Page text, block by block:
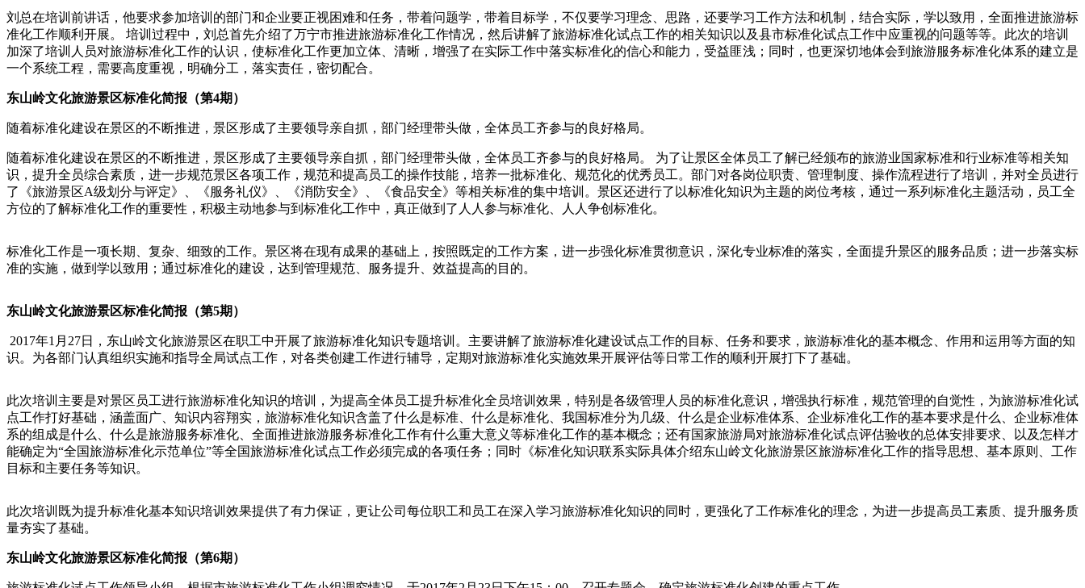
刘总在培训前讲话，他要求参加培训的部门和企业要正视困难和任务，带着问题学，带着目标学，不仅要学习理念、思路，还要学习工作方法和机制，结合实际，学以致用，全面推进旅游标
准化工作顺利开展。 培训过程中，刘总首先介绍了万宁市推进旅游标准化工作情况，然后讲解了旅游标准化试点工作的相关知识以及县市标准化试点工作中应重视的问题等等。此次的培训
加深了培训人员对旅游标准化工作的认识，使标准化工作更加立体、清晰，增强了在实际工作中落实标准化的信心和能力，受益匪浅；同时，也更深切地体会到旅游服务标准化体系的建立是
一个系统工程，需要高度重视，明确分工，落实责任，密切配合。
东山岭文化旅游景区标准化简报（第4期）
随着标准化建设在景区的不断推进，景区形成了主要领导亲自抓，部门经理带头做，全体员工齐参与的良好格局。
随着标准化建设在景区的不断推进，景区形成了主要领导亲自抓，部门经理带头做，全体员工齐参与的良好格局。 为了让景区全体员工了解已经颁布的旅游业国家标准和行业标准等相关知
识，提升全员综合素质，进一步规范景区各项工作，规范和提高员工的操作技能，培养一批标准化、规范化的优秀员工。部门对各岗位职责、管理制度、操作流程进行了培训，并对全员进行
了《旅游景区A级划分与评定》、《服务礼仪》、《消防安全》、《食品安全》等相关标准的集中培训。景区还进行了以标准化知识为主题的岗位考核，通过一系列标准化主题活动，员工全
方位的了解标准化工作的重要性，积极主动地参与到标准化工作中，真正做到了人人参与标准化、人人争创标准化。
标准化工作是一项长期、复杂、细致的工作。景区将在现有成果的基础上，按照既定的工作方案，进一步强化标准贯彻意识，深化专业标准的落实，全面提升景区的服务品质；进一步落实标
准的实施，做到学以致用；通过标准化的建设，达到管理规范、服务提升、效益提高的目的。
东山岭文化旅游景区标准化简报（第5期）
2017年1月27日，东山岭文化旅游景区在职工中开展了旅游标准化知识专题培训。主要讲解了旅游标准化建设试点工作的目标、任务和要求，旅游标准化的基本概念、作用和运用等方面的知
识。为各部门认真组织实施和指导全局试点工作，对各类创建工作进行辅导，定期对旅游标准化实施效果开展评估等日常工作的顺利开展打下了基础。
此次培训主要是对景区员工进行旅游标准化知识的培训，为提高全体员工提升标准化全员培训效果，特别是各级管理人员的标准化意识，增强执行标准，规范管理的自觉性，为旅游标准化试
点工作打好基础，涵盖面广、知识内容翔实，旅游标准化知识含盖了什么是标准、什么是标准化、我国标准分为几级、什么是企业标准体系、企业标准化工作的基本要求是什么、企业标准体
系的组成是什么、什么是旅游服务标准化、全面推进旅游服务标准化工作有什么重大意义等标准化工作的基本概念；还有国家旅游局对旅游标准化试点评估验收的总体安排要求、以及怎样才
能确定为“全国旅游标准化示范单位”等全国旅游标准化试点工作必须完成的各项任务；同时《标准化知识联系实际具体介绍东山岭文化旅游景区旅游标准化工作的指导思想、基本原则、工作
目标和主要任务等知识。
此次培训既为提升标准化基本知识培训效果提供了有力保证，更让公司每位职工和员工在深入学习旅游标准化知识的同时，更强化了工作标准化的理念，为进一步提高员工素质、提升服务质
量夯实了基础。
东山岭文化旅游景区标准化简报（第6期）